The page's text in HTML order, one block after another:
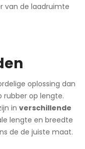
van de laadruimte
oplossing dan
rubber op lengte.
in verschillende
lengte en breedte
de de juiste maat.